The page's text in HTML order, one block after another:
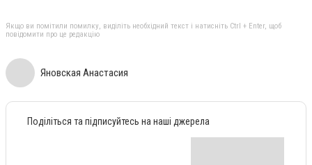
Якщо ви помітили помилку, виділіть необхідний текст і натисніть Ctrl + Enter, щоб
повідомити про це редакцію
Яновская Анастасия
Поділіться та підписуйтесь на наші джерела